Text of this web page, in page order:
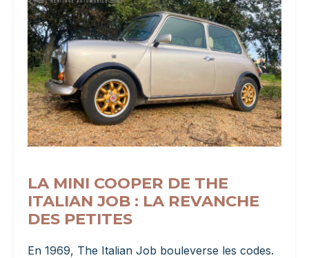
LA MINI COOPER DE THE
ITALIAN JOB : LA REVANCHE
DES PETITES
En 1969, The Italian Job bouleverse les codes.